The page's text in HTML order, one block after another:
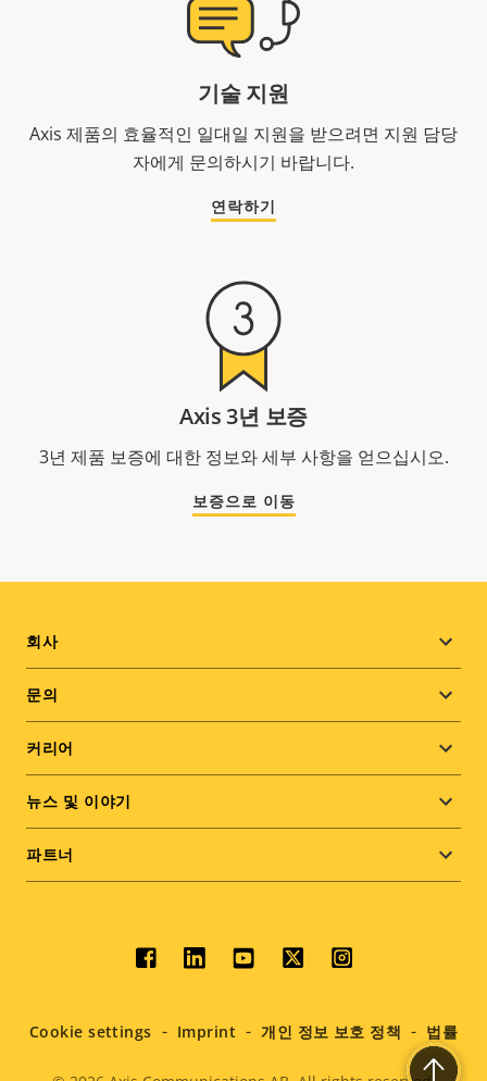
기술 지원
Axis 제품의 효율적인 일대일 지원을 받으려면 지원 담당
자에게 문의하시기 바랍니다.
연락하기
Axis 3년 보증
3년 제품 보증에 대한 정보와 세부 사항을 얻으십시오.
보증으로 이동
Footer
menu
회사
문의
커리어
뉴스 및 이야기
파트너
Social
menu
Cookie settings Imprint 개인 정보 보호 정책 법률